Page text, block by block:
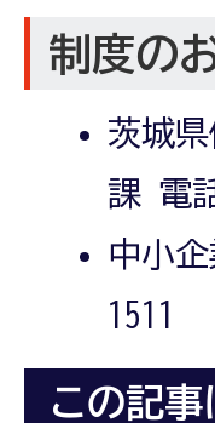
制度の
茨城
課 電
中小
1511
この記